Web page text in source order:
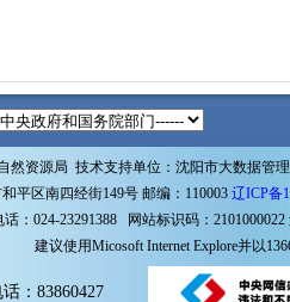
然资源局 技术支持单位：沈阳市大数据管
平区南四经街149号 邮编：110003 辽ICP备
话：024-23291388 网站标识码：2101000022
建议使用Micosoft Internet Explore并以
：83860427